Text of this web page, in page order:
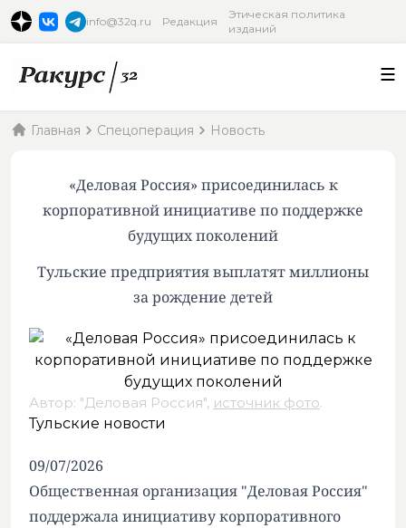
info@32q.ru Редакция
Этическая политика
изданий
Главная Спецоперация Новость
«Деловая Россия» присоединилась к
корпоративной инициативе по поддержке
будущих поколений
Тульские предприятия выплатят миллионы
за рождение детей
Автор: "Деловая Россия", источник фото.
Тульские новости
09/07/2026
Общественная организация "Деловая Россия"
поддержала инициативу корпоративного